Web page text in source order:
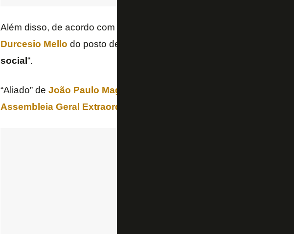
Além disso, de acordo com o portal, fontes ligadas a Textor creem
Durcesio Mello do posto de diretor “
social “.
“Aliado” de João Paulo Magalhães Lins
Assembleia Geral Extraordinária, que teve voto apenas do